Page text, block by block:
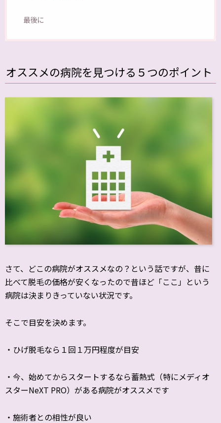
最後に
オススメの病院を見つける５つのポイント
さて、どこの病院がオススメなの？という話ですが、昔に
比べて脱毛の価格が安くなったので昔ほど「ここ」という
病院は決まりきっていない状況です。
そこで目安を決めます。
・ひげ脱毛なら１回１万円程度が目安
・今、始めてからスタートするなら蓄熱式（特にメディオ
スターNeXT PRO）がある病院がオススメです
・施術者との相性が良い